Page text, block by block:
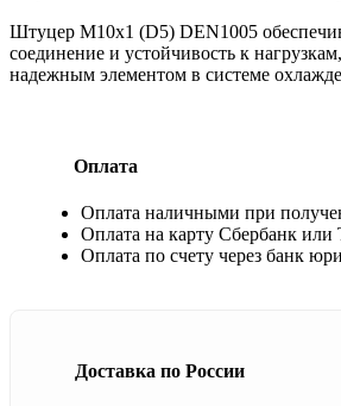
Штуцер М10х1 (D5) DEN1005
соединение и устойчивость к
надежным элементом в системе
Оплата
Оплата наличными при
Оплата на карту Сбербанк
Оплата по счету через банк
Доставка по России